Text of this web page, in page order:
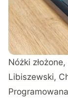
Nóżki
Libiszewski,